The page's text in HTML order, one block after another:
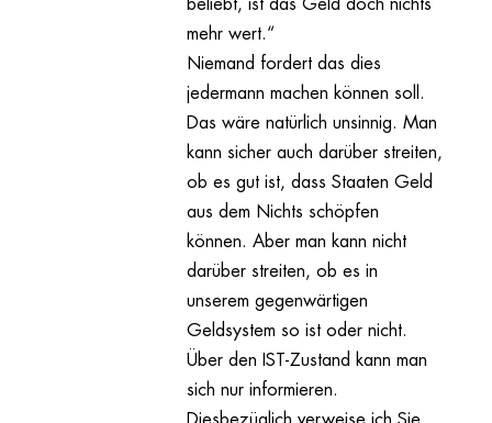
beliebt, ist das Geld doch nichts
mehr wert.“
Niemand fordert das dies
jedermann machen können soll.
Das wäre natürlich unsinnig. Man
kann sicher auch darüber streiten,
ob es gut ist, dass Staaten Geld
aus dem Nichts schöpfen
können. Aber man kann nicht
darüber streiten, ob es in
unserem gegenwärtigen
Geldsystem so ist oder nicht.
Über den IST-Zustand kann man
sich nur informieren.